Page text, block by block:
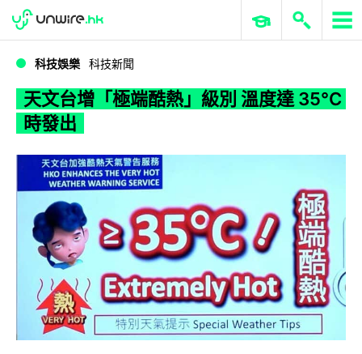
WWDC 2026 ERP 與商業 AI
科技娛樂 科技新聞
天文台增「極端酷熱」級別 溫度達 35°C
時發出